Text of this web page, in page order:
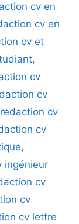
cv en
cv en
cv et
,
cv
cv
redaction cv
cv
,
ingénieur
cv
cv
cv lettre